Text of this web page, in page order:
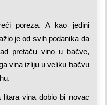
poreza. A kao jedini
je od svih podanika da
pretaču vino u bačve,
vina izliju u veliku bačvu
vina dobio bi novac